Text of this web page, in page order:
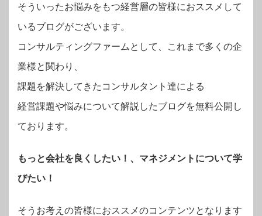
そういったお悩みをもつ経営層の皆様におススメして
いるブログがございます。
コンサルティングファームとして、これまで多くの企
業様と関わり、
課題を解決してきたコンサルタント達による
経営課題や悩みについて解説したブログを無料公開し
ております。
もっと会社を良くしたい！、マネジメントについて学
びたい！
そうお考えの皆様におススメのコンテンツとなります